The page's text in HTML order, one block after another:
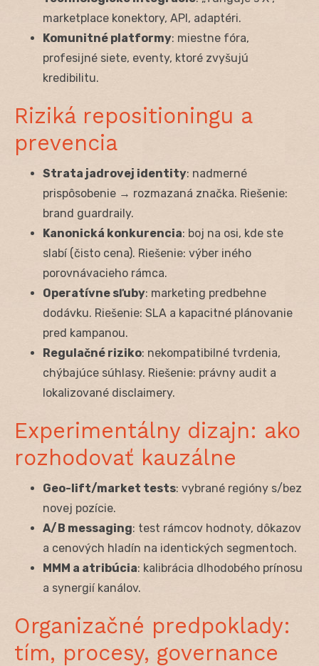
marketplace konektory, API, adaptéri.
Komunitné platformy: miestne fóra,
profesijné siete, eventy, ktoré zvyšujú
kredibilitu.
Riziká repositioningu a
prevencia
Strata jadrovej identity: nadmerné
prispôsobenie → rozmazaná značka. Riešenie:
brand guardraily.
Kanonická konkurencia: boj na osi, kde ste
slabí (čisto cena). Riešenie: výber iného
porovnávacieho rámca.
Operatívne sľuby: marketing predbehne
dodávku. Riešenie: SLA a kapacitné plánovanie
pred kampanou.
Regulačné riziko: nekompatibilné tvrdenia,
chýbajúce súhlasy. Riešenie: právny audit a
lokalizované disclaimery.
Experimentálny dizajn: ako
rozhodovať kauzálne
Geo-lift/market tests: vybrané regióny s/bez
novej pozície.
A/B messaging: test rámcov hodnoty, dôkazov
a cenových hladín na identických segmentoch.
MMM a atribúcia: kalibrácia dlhodobého prínosu
a synergií kanálov.
Organizačné predpoklady:
tím, procesy, governance